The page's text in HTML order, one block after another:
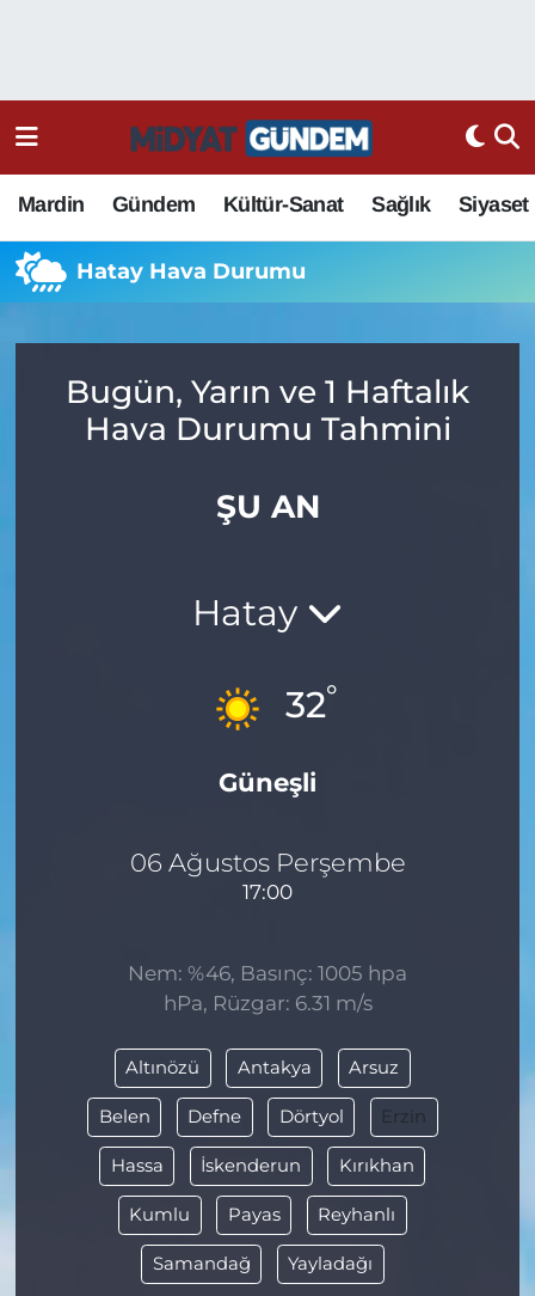
Mardin Gündem Kültür-Sanat Sağlık Siyaset
Hatay Hava Durumu
Bugün, Yarın ve 1 Haftalık
Hava Durumu Tahmini
ŞU AN
Hatay
32°
Güneşli
06 Ağustos Perşembe
17:00
Nem: %46, Basınç: 1005 hpa
hPa, Rüzgar: 6.31 m/s
Altınözü Antakya Arsuz
Belen Defne Dörtyol Erzin
Hassa İskenderun Kırıkhan
Kumlu Payas Reyhanlı
Samandağ Yayladağı